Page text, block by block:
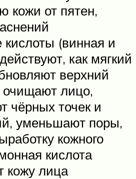
кожи от пятен,
(винная и
как мягкий
верхний
очищают лицо,
чёрных точек и
уменьшают поры,
кожного
кислота
кожу лица